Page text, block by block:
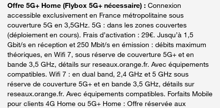
Offre 5G+ Home (Flybox 5G+ nécessaire) : Connexion
accessible exclusivement en France métropolitaine sous
couverture 5G en 3,5GHz. 5G : dans les zones couvertes
(déploiement en cours). Frais d’activation : 29€. Jusqu’à 1,5
Gbit/s en réception et 250 Mbit/s en émission : débits maximum
théoriques, en Wifi 7, sous réserve de couverture 5G+ et en
bande 3,5 GHz, détails sur reseaux.orange.fr. Avec équipements
compatibles. Wifi 7 : en dual band, 2,4 GHz et 5 GHz sous
réserve de couverture 5G+ et en bande 3,5 GHz, détails sur
reseaux.orange.fr. Avec équipements compatibles. Forfaits Mobile
pour clients 4G Home ou 5G+ Home : Offre réservée aux